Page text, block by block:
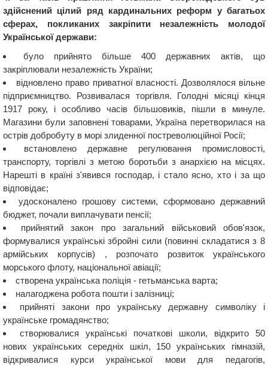
здійснений цілий ряд кардинальних реформ у багатьох
сферах, покликаних закріпити незалежність молодої
Української держави:
було прийнято більше 400 державних актів, що
закріплювали незалежність України;
відновлено право приватної власності. Дозволялося вільне
підприємництво. Розвивалася торгівля. Голодні місяці кінця
1917 року, і особливо часів більшовиків, пішли в минуле.
Магазини були заповнені товарами, Україна перетворилася на
острів добробуту в морі злиденної постреволюційної Росії;
встановлено державне регулювання промисловості,
транспорту, торгівлі з метою боротьби з анархією на місцях.
Нарешті в країні з'явився господар, і стало ясно, хто і за що
відповідає;
удосконалено грошову системи, сформовано державний
бюджет, почали виплачувати пенсії;
прийнятий закон про загальний військовий обов'язок,
формувалися українські збройні сили (повинні складатися з 8
армійських корпусів) , розпочато розвиток українського
морського флоту, національної авіації;
створена українська поліція - гетьманська варта;
налагоджена робота пошти і залізниці;
прийняті закони про українську державну символіку і
українське громадянство;
створювалися українські початкові школи, відкрито 50
нових українських середніх шкіл, 150 українських гімназій,
відкривалися курси української мови для педагогів,